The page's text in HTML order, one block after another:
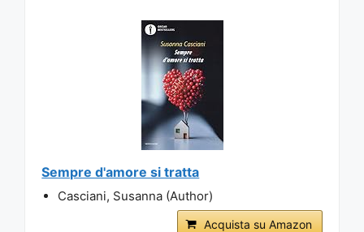
Sempre d'amore si tratta
Casciani, Susanna (Author)
Acquista su Amazon